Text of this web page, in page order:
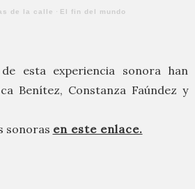
de la calle · El fin del mundo
esta experiencia sonora han
Benítez, Constanza Faúndez y
sonoras en este enlace.